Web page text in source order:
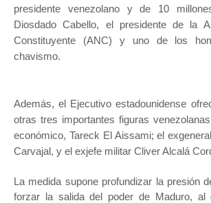
presidente venezolano y de 10
Diosdado Cabello, el presidente de la
Constituyente (ANC) y uno de los
chavismo.
Además, el Ejecutivo estadounidense
otras tres importantes figuras
económico, Tareck El Aissami; el
Carvajal, y el exjefe militar Cliver Alcalá
La medida supone profundizar la presión
forzar la salida del poder de Maduro, al